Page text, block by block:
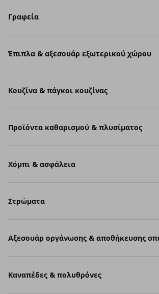
Γραφεία
Έπιπλα & αξεσουάρ εξωτερικού χώρου
Κουζίνα & πάγκοι κουζίνας
Προϊόντα καθαρισμού & πλυσίματος
Χόμπι & ασφάλεια
Στρώματα
Aξεσουάρ οργάνωσης & αποθήκευσης
Καναπέδες & πολυθρόνες